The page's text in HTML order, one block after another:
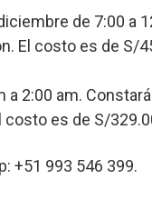
de 7:00 a
El costo es de S/
a 2:00 am.
es de S/
+51 993 546 399.